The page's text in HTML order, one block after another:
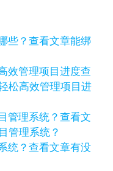
查看文章能绑
查
松高效管理项目进
查看文
管理系统？
查看文章有没